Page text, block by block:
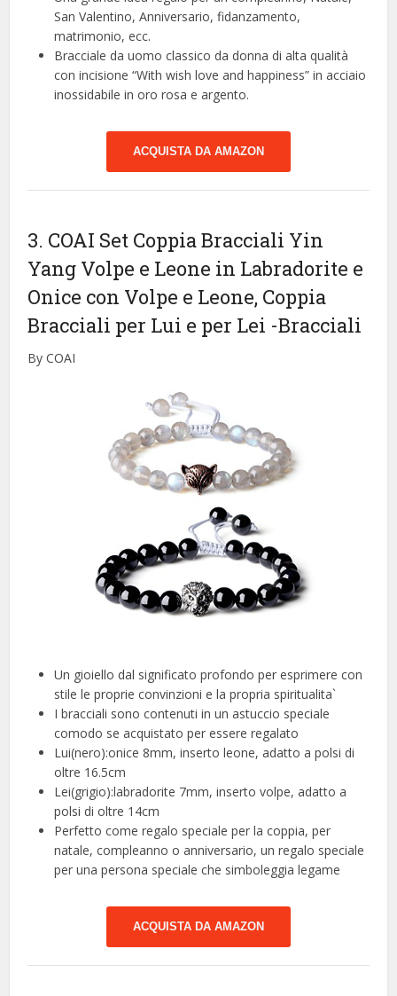
San Valentino, Anniversario, fidanzamento,
matrimonio, ecc.
Bracciale da uomo classico da donna di alta qualità
con incisione “With wish love and happiness” in acciaio
inossidabile in oro rosa e argento.
ACQUISTA DA AMAZON
3. COAI Set Coppia Bracciali Yin
Yang Volpe e Leone in Labradorite e
Onice con Volpe e Leone, Coppia
Bracciali per Lui e per Lei -Bracciali
By COAI
Un gioiello dal significato profondo per esprimere con
stile le proprie convinzioni e la propria spiritualita`
I bracciali sono contenuti in un astuccio speciale
comodo se acquistato per essere regalato
Lui(nero):onice 8mm, inserto leone, adatto a polsi di
oltre 16.5cm
Lei(grigio):labradorite 7mm, inserto volpe, adatto a
polsi di oltre 14cm
Perfetto come regalo speciale per la coppia, per
natale, compleanno o anniversario, un regalo speciale
per una persona speciale che simboleggia legame
ACQUISTA DA AMAZON